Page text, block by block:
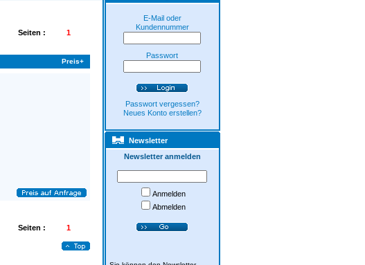
Seiten : 1
Preis+
Seiten : 1
E-Mail oder
Kundennummer
Passwort
Passwort vergessen?
Neues Konto erstellen?
Newsletter
Newsletter anmelden
Anmelden
Abmelden